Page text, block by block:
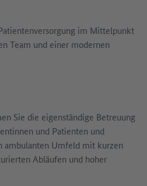
im Mittelpunkt
Team und einer modernen
Sie die eigenständige Betreuung
und Patienten und
ambulanten Umfeld mit kurzen
Abläufen und hoher